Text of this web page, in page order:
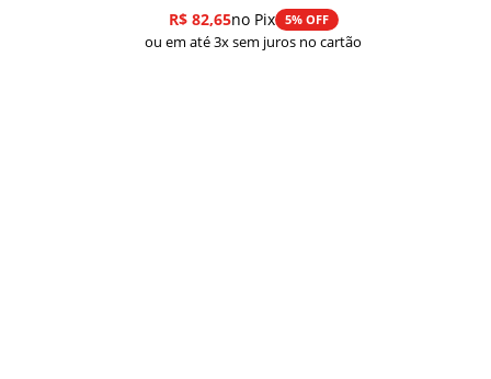
R$82,65no Pix 5% OFF
ou em até 3x sem juros no cartão